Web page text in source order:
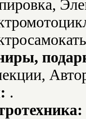
.